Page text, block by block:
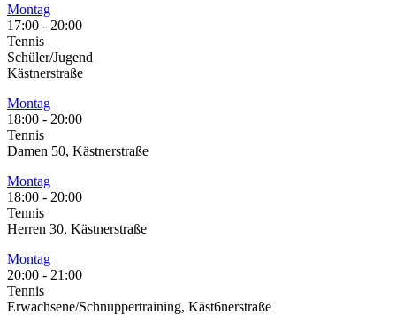
Montag
17:00 - 20:00
Tennis
Schüler/Jugend
Kästnerstraße
Montag
18:00 - 20:00
Tennis
Damen 50, Kästnerstraße
Montag
18:00 - 20:00
Tennis
Herren 30, Kästnerstraße
Montag
20:00 - 21:00
Tennis
Erwachsene/Schnuppertraining, Käst6nerstraße